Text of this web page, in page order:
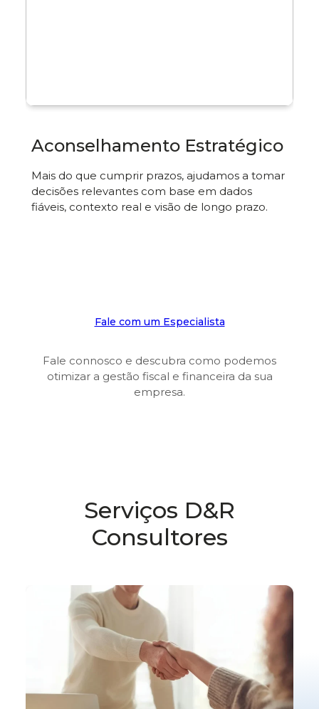
Aconselhamento Estratégico
Mais do que cumprir prazos, ajudamos a tomar
decisões relevantes com base em dados
fiáveis, contexto real e visão de longo prazo.
Fale com um Especialista
Fale connosco e descubra como podemos
otimizar a gestão fiscal e financeira da sua
empresa.
Serviços D&R
Consultores